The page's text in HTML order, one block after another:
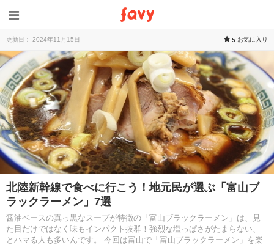
更新日： 2024年11月15日 5 お気に入り
北陸新幹線で食べに行こう！地元民が選ぶ「富山ブ
ラックラーメン」7選
醤油ベースの真っ黒なスープが特徴の「富山ブラックラーメン」は、見
た目だけではなく味もインパクト抜群！強烈な塩っぱさがたまらない、
とハマる人も多いんです。 今回は富山で「富山ブラックラーメン」を楽